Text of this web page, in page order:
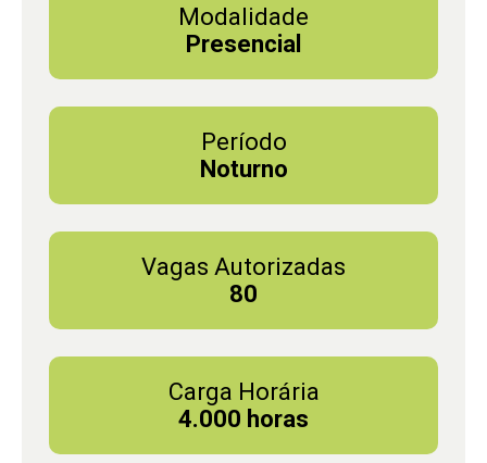
Modalidade
Presencial
Período
Noturno
Vagas Autorizadas
80
Carga Horária
4.000 horas